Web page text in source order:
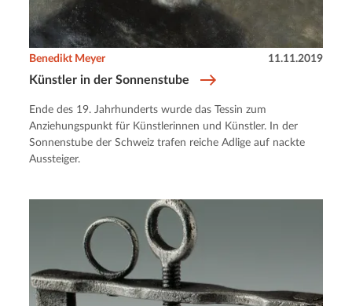
Künstler in der Sonnenstube
Benedikt Meyer 11.11.2019
Ende des 19. Jahrhunderts wurde das Tessin zum
Anziehungspunkt für Künstlerinnen und Künstler. In der
Sonnenstube der Schweiz trafen reiche Adlige auf nackte
Aussteiger.